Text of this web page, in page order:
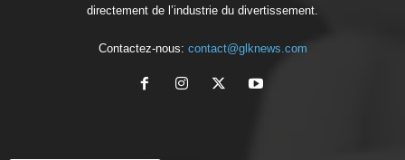
directement de l’industrie du divertissement.
Contactez-nous: contact@glknews.com